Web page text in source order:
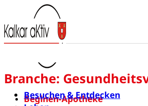
Besuchen & Entdecken
Branche:
Beginen-Apotheke